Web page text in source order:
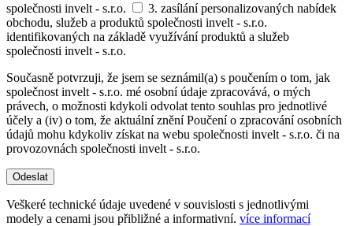
společnosti invelt - s.r.o.
3. zasílání personalizovaných nabídek
obchodu, služeb a produktů společnosti invelt - s.r.o.
identifikovaných na základě využívání produktů a služeb
společnosti invelt - s.r.o.
Současně potvrzuji, že jsem se seznámil(a) s poučením o tom, jak
společnost invelt - s.r.o. mé osobní údaje zpracovává, o mých
právech, o možnosti kdykoli odvolat tento souhlas pro jednotlivé
účely a (iv) o tom, že aktuální znění Poučení o zpracování osobních
údajů mohu kdykoliv získat na webu společnosti invelt - s.r.o. či na
provozovnách společnosti invelt - s.r.o.
Odeslat
Veškeré technické údaje uvedené v souvislosti s jednotlivými
modely a cenami jsou přibližné a informativní. více informací